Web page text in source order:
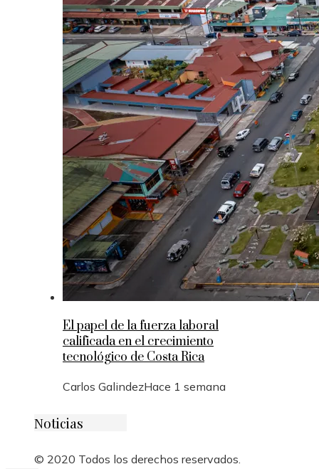
El papel de la fuerza laboral
calificada en el crecimiento
tecnológico de Costa Rica
Carlos GalindezHace 1 semana
Noticias
© 2020 Todos los derechos reservados.